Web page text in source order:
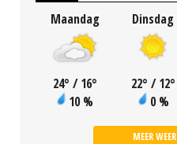
Maandag
24° / 16°
10 %
Dinsdag
22° / 12°
0 %
MEER WEER